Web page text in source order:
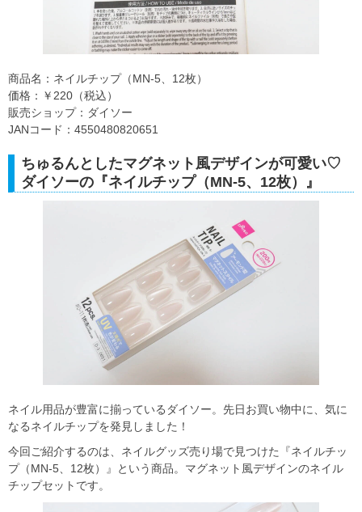
商品名：ネイルチップ（MN-5、12枚）
価格：￥220（税込）
販売ショップ：ダイソー
JANコード：4550480820651
ちゅるんとしたマグネット風デザインが可愛い♡
ダイソーの『ネイルチップ（MN-5、12枚）』
ネイル用品が豊富に揃っているダイソー。先日お買い物中に、気に
なるネイルチップを発見しました！
今回ご紹介するのは、ネイルグッズ売り場で見つけた『ネイルチッ
プ（MN-5、12枚）』という商品。マグネット風デザインのネイル
チップセットです。